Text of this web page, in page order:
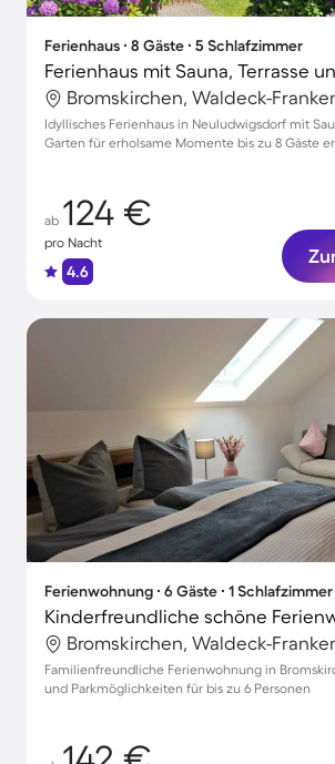
Ferienhaus ∙ 8 Gäste ∙ 5 Schlafzimmer
Ferienhaus mit Sauna, Terrasse
Idyllisches Ferienhaus in Neuludwigsdorf mit
Garten für erholsame Momente bis zu 8 Gäste
ab 124 €
pro Nacht
4.6
Ferienwohnung ∙ 6 Gäste ∙ 1 Schlafzimmer
Familienfreundliche Ferienwohnung in
und Parkmöglichkeiten für bis zu 6 Personen